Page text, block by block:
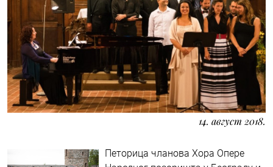
14. август 2018.
Петорица чланова Хора Опере